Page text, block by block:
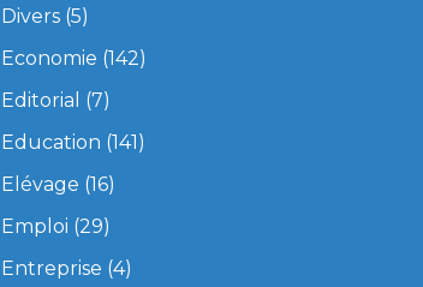
Divers(5)
Economie (142)
Editorial (7)
Education (141)
Elévage (16)
Emploi (29)
Entreprise (4)